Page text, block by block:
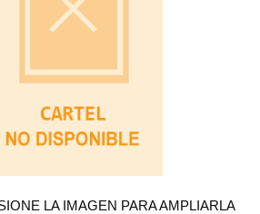
LA IMAGEN PARA AMPLIARLA